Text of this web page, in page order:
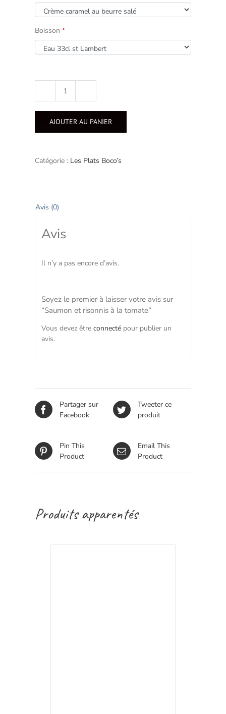
Boisson *
quantité
Saumon
et
la
AJOUTER AU PANIER
Catégorie : Les Plats Boco’s
Avis (0)
Avis
Il n’y a pas encore d’avis.
Soyez le premier à laisser votre avis sur
“Saumon et risonnis à la tomate”
Vous devez êtreconnecté pour publier un
avis.
Partager sur
Facebook
Tweeter ce
produit
Pin This
Product
Email This
Product
Produits apparentés